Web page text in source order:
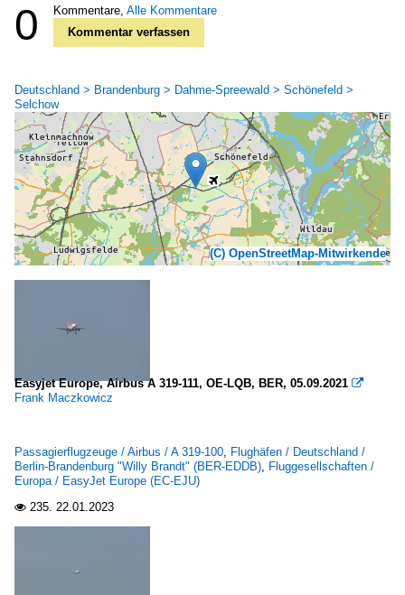
0 Kommentare, Alle Kommentare
Kommentar verfassen
Deutschland > Brandenburg > Dahme-Spreewald > Schönefeld >
Selchow
(C) OpenStreetMap-Mitwirkende
Easyjet Europe, Airbus A 319-111, OE-LQB, BER, 05.09.2021 
Frank Maczkowicz
Passagierflugzeuge / Airbus / A 319-100, Flughäfen / Deutschland /
Berlin-Brandenburg "Willy Brandt" (BER-EDDB), Fluggesellschaften /
Europa / EasyJet Europe (EC-EJU)
 235. 22.01.2023